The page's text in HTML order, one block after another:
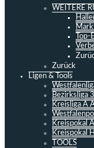
WEITERE
Top-
Zurück
Ligen & Tools
Bezirksliga 3
Kreisliga A
Kreispokal
Kreispokal
TOOLS